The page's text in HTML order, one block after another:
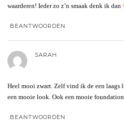
waarderen! Ieder zo z’n smaak denk ik dan
BEANTWOORDEN
SARAH
Heel mooi zwart. Zelf vind ik de een
een mooie look. Ook een mooie
BEANTWOORDEN